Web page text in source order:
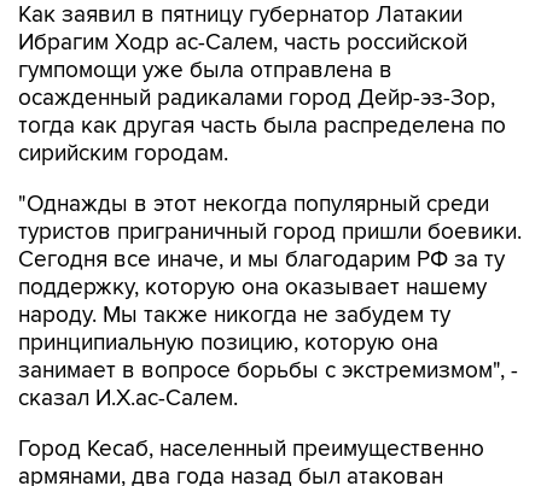
Как заявил в пятницу губернатор Латакии
Ибрагим Ходр ас-Салем, часть российской
гумпомощи уже была отправлена в
осажденный радикалами город Дейр-эз-Зор,
тогда как другая часть была распределена по
сирийским городам.
"Однажды в этот некогда популярный среди
туристов приграничный город пришли боевики.
Сегодня все иначе, и мы благодарим РФ за ту
поддержку, которую она оказывает нашему
народу. Мы также никогда не забудем ту
принципиальную позицию, которую она
занимает в вопросе борьбы с экстремизмом", -
сказал И.Х.ас-Салем.
Город Кесаб, населенный преимущественно
армянами, два года назад был атакован